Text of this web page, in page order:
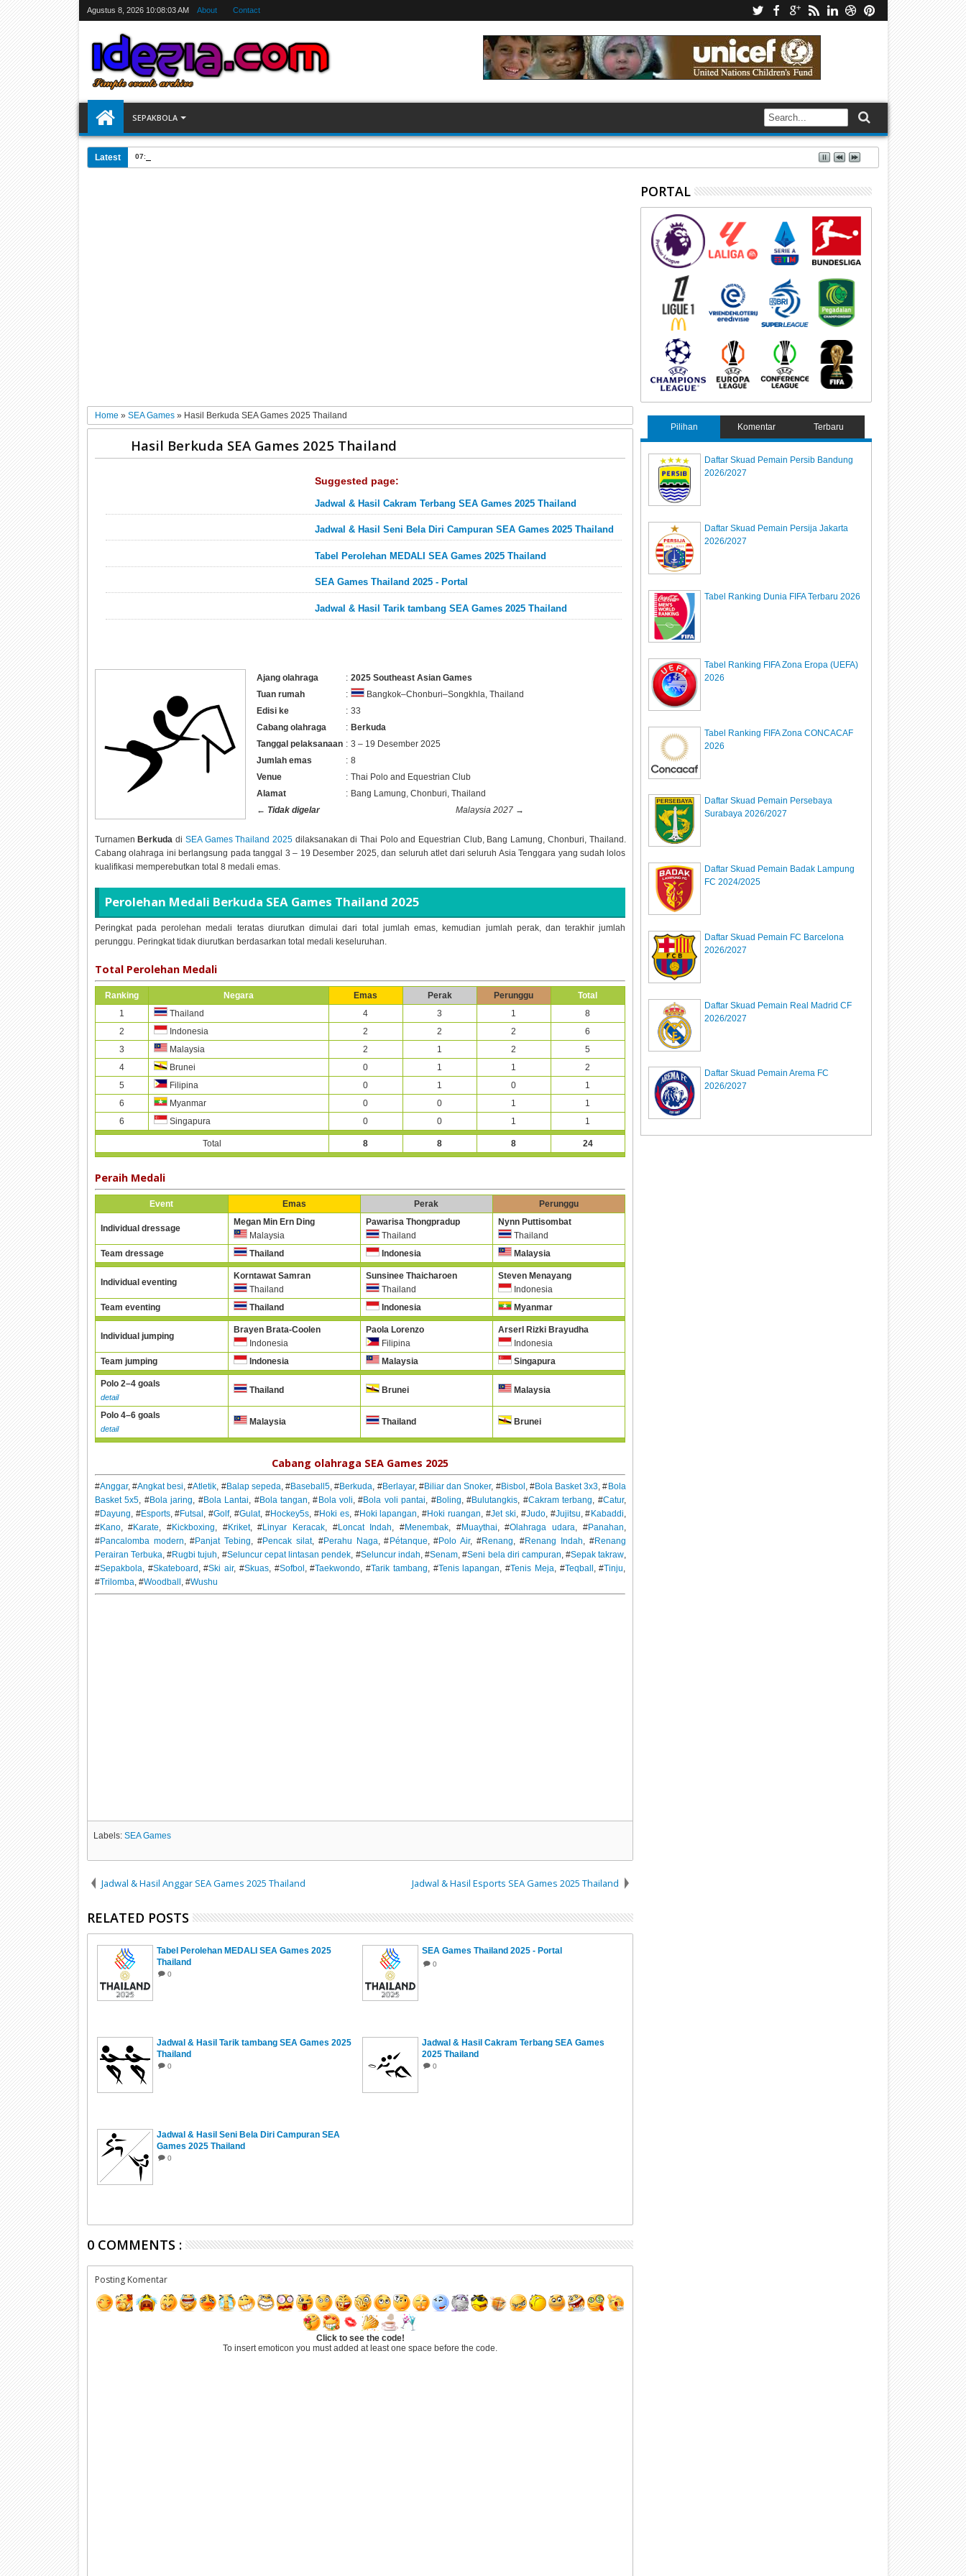
Agustus 8, 2026 10:08:04 AM About Contact
SEPAKBOLA
Latest 07:31 AM
Home » SEA Games » Hasil Berkuda SEA Games 2025 Thailand
Hasil Berkuda SEA Games 2025 Thailand
Suggested page:
Jadwal & Hasil Cakram Terbang SEA Games 2025 Thailand
Jadwal & Hasil Seni Bela Diri Campuran SEA Games 2025 Thailand
Tabel Perolehan MEDALI SEA Games 2025 Thailand
SEA Games Thailand 2025 - Portal
Jadwal & Hasil Tarik tambang SEA Games 2025 Thailand
Ajang olahraga : 2025 Southeast Asian Games
Tuan rumah
:
Bangkok–Chonburi–Songkhla, Thailand
Edisi ke
: 33
Cabang olahraga
: Berkuda
Tanggal pelaksanaan : 3 – 19 Desember 2025
Jumlah emas
: 8
Venue
: Thai Polo and Equestrian Club
Alamat
: Bang Lamung, Chonburi, Thailand
← Tidak digelar Malaysia 2027→
TurnamenBerkuda di SEA Games Thailand 2025dilaksanakan di Thai Polo and Equestrian Club, Bang Lamung, Chonburi, Thailand.
Cabang olahraga ini berlangsung pada tanggal 3 – 19 Desember 2025, dan seluruh atlet dari seluruh Asia Tenggara yang sudah lolos
kualifikasi memperebutkan total 8 medali emas.
Perolehan Medali Berkuda SEA Games Thailand 2025
Peringkat pada perolehan medali teratas diurutkan dimulai dari total jumlah emas, kemudian jumlah perak, dan terakhir jumlah
perunggu. Peringkat tidak diurutkan berdasarkan total medali keseluruhan.
Total Perolehan Medali
Ranking Negara Emas Perak Perunggu
Total
1
Thailand 4 3 1
8
2
Indonesia 2 2 2
6
3
Malaysia 2 1 2
5
4
Brunei 0 1 1
2
5
Filipina 0 1 0
1
6
Myanmar 0 0 1
1
6
Singapura 0 0 1 1
Total 8 8 8 24
Peraih Medali
Event Emas Perak Perunggu
Individual dressage
Megan Min Ern Ding
Malaysia
Pawarisa Thongpradup
Thailand
Nynn Puttisombat
Thailand
Team dressage
Thailand Indonesia Malaysia
Individual eventing
Korntawat Samran
Thailand
Sunsinee Thaicharoen
Thailand
Steven Menayang
Indonesia
Team eventing
Thailand Indonesia Myanmar
Individual jumping
Brayen Brata-Coolen
Indonesia
Paola Lorenzo
Filipina
Arserl Rizki Brayudha
Indonesia
Team jumping
Indonesia Malaysia Singapura
Polo 2–4 goals
detail
Thailand Brunei Malaysia
Polo 4–6 goals
detail
Malaysia Thailand Brunei
Cabang olahraga SEA Games 2025
#Anggar, #Angkat besi , #Atletik , #Balap sepeda , #Baseball5 , #Berkuda , #Berlayar, #Biliar dan Snoker, #Bisbol , #Bola Basket 3x3 , #Bola
Basket 5x5 , #Bola jaring , #Bola Lantai , #Bola tangan , #Bola voli , #Bola voli pantai , #Boling , #Bulutangkis , #Cakram terbang , #Catur,
#Dayung , #Esports, #Futsal , #Golf, #Gulat, #Hockey5s , #Hoki es, #Hoki lapangan , #Hoki ruangan , #Jet ski , #Judo, #Jujitsu , #Kabaddi
#Kano, #Karate , #Kickboxing , #Kriket, #Linyar Keracak , #Loncat Indah , #Menembak , #Muaythai , #Olahraga udara , #Panahan
#Pancalomba modern , #Panjat Tebing , #Pencak silat, #Perahu Naga , #Pétanque , #Polo Air, #Renang , #Renang Indah , #Renang
Perairan Terbuka , #Rugbi tujuh , #Seluncur cepat lintasan pendek , #Seluncur indah , #Senam , #Seni bela diri campuran , #Sepak takraw,
#Sepakbola , #Skateboard , #Ski air, #Skuas, #Sofbol , #Taekwondo , #Tarik tambang , #Tenis lapangan , #Tenis Meja , #Teqball , #Tinju
#Trilomba , #Woodball , #Wushu
Labels: SEA Games
Jadwal & Hasil Anggar SEA Games 2025 Thailand Jadwal & Hasil Esports SEA Games 2025 Thailand
RELATED POSTS
Tabel Perolehan MEDALI SEA Games 2025
Thailand
0
SEA Games Thailand 2025 - Portal
0
Jadwal & Hasil Tarik tambang SEA Games 2025
Thailand
0
Jadwal & Hasil Cakram Terbang SEA Games
2025 Thailand
0
Jadwal & Hasil Seni Bela Diri Campuran SEA
Games 2025 Thailand
0
0 COMMENTS :
Posting Komentar
Click to see the code!
To insert emoticon you must added at least one space before the code.
PORTAL
Pilihan Komentar Terbaru
Daftar Skuad Pemain Persib Bandung
2026/2027
Daftar Skuad Pemain Persija Jakarta
2026/2027
Tabel Ranking Dunia FIFA Terbaru 2026
Tabel Ranking FIFA Zona Eropa (UEFA)
2026
Tabel Ranking FIFA Zona CONCACAF
2026
Daftar Skuad Pemain Persebaya
Surabaya 2026/2027
Daftar Skuad Pemain Badak Lampung
FC 2024/2025
Daftar Skuad Pemain FC Barcelona
2026/2027
Daftar Skuad Pemain Real Madrid CF
2026/2027
Daftar Skuad Pemain Arema FC
2026/2027